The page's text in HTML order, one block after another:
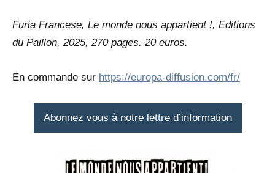
Furia Francese, Le monde nous appartient !, Editions
du Paillon, 2025, 270 pages. 20 euros.
En commande sur https://europa-diffusion.com/fr/
Abonnez vous à notre lettre d’information